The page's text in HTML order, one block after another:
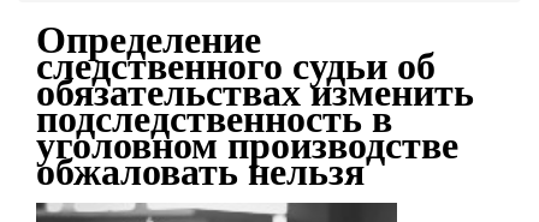
Определение
следственного судьи об
обязательствах изменить
подследственность в
уголовном производстве
обжаловать нельзя